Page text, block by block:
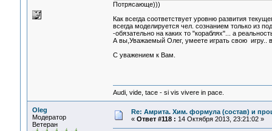
Потрясающе)))
Как всегда соответствует уровню развития
всегда моделируется чел. сознанием только из
-обязательно на каких то "кораблях"... а
А вы,Уважаемый Олег, умеете играть свою игру..
С уважением к Вам.
Audi, vide, tace - si vis vivere in pace.
Oleg
Модератор
Ветеран
Re: Амрита. Хим. формула (состав) и
« Ответ #118 : 14 Октября 2013, 23:21:02 »